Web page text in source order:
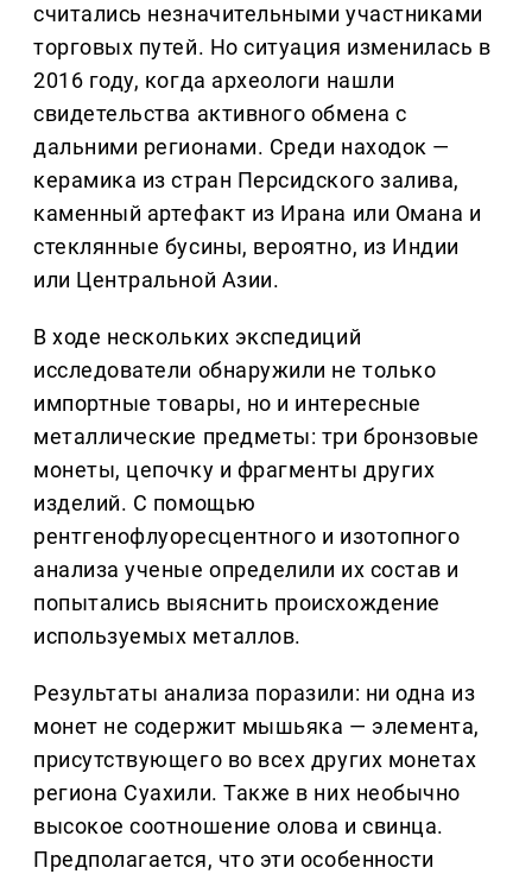
считались незначительными участниками
торговых путей. Но ситуация изменилась в
2016 году, когда археологи нашли
свидетельства активного обмена с
дальними регионами. Среди находок —
керамика из стран Персидского залива,
каменный артефакт из Ирана или Омана и
стеклянные бусины, вероятно, из Индии
или Центральной Азии.
В ходе нескольких экспедиций
исследователи обнаружили не только
импортные товары, но и интересные
металлические предметы: три бронзовые
монеты, цепочку и фрагменты других
изделий. С помощью
рентгенофлуоресцентного и изотопного
анализа ученые определили их состав и
попытались выяснить происхождение
используемых металлов.
Результаты анализа поразили: ни одна из
монет не содержит мышьяка — элемента,
присутствующего во всех других монетах
региона Суахили. Также в них необычно
высокое соотношение олова и свинца.
Предполагается, что эти особенности